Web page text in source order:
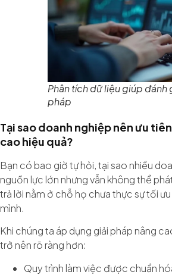
Phân tích dữ liệu giúp đánh
pháp
Tại sao doanh nghiệp nên ưu
cao hiệu quả?
Bạn có bao giờ tự hỏi, tại sao nhiều
nguồn lực lớn nhưng vẫn không thể
trả lời nằm ở chỗ họ chưa thực sự tối
mình.
Khi chúng ta áp dụng giải pháp nâng
trở nên rõ ràng hơn:
Quy trình làm việc được chuẩn